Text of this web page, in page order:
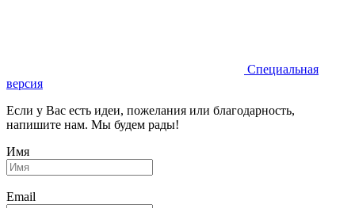
Специальная
версия
Если у Вас есть идеи, пожелания или благодарность,
напишите нам. Мы будем рады!
Имя
Email